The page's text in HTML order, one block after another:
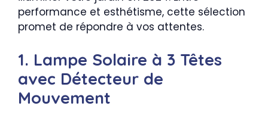
performance et esthétisme, cette sélection
promet de répondre à vos attentes.
1. Lampe Solaire à 3 Têtes
avec Détecteur de
Mouvement